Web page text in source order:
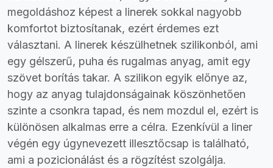
megoldáshoz képest a linerek sokkal nagyobb
komfortot biztosítanak, ezért érdemes ezt
választani. A linerek készülhetnek szilikonból, ami
egy gélszerű, puha és rugalmas anyag, amit egy
szövet borítás takar. A szilikon egyik előnye az,
hogy az anyag tulajdonságainak köszönhetően
szinte a csonkra tapad, és nem mozdul el, ezért is
különösen alkalmas erre a célra. Ezenkívül a liner
végén egy úgynevezett illesztőcsap is található,
ami a pozicionálást és a rögzítést szolgálja.